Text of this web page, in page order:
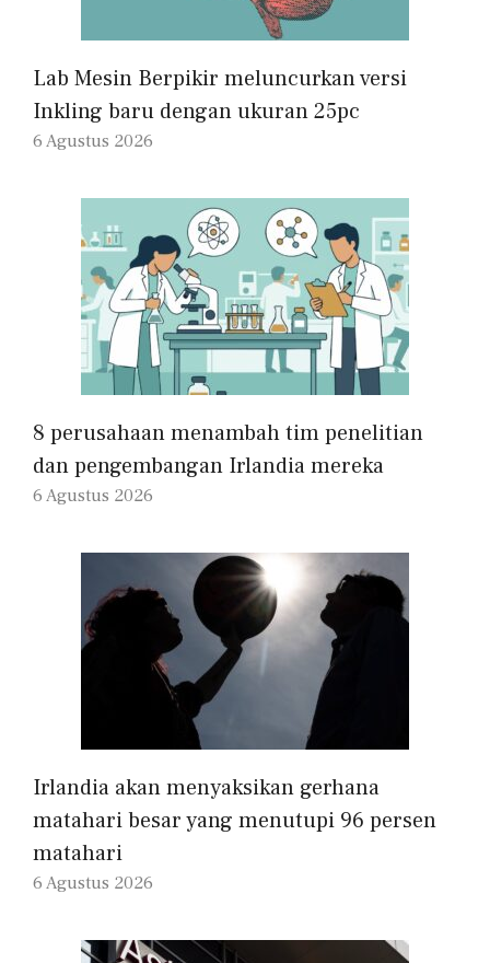
Lab Mesin Berpikir meluncurkan versi
Inkling baru dengan ukuran 25pc
6 Agustus 2026
8 perusahaan menambah tim penelitian
dan pengembangan Irlandia mereka
6 Agustus 2026
Irlandia akan menyaksikan gerhana
matahari besar yang menutupi 96 persen
matahari
6 Agustus 2026